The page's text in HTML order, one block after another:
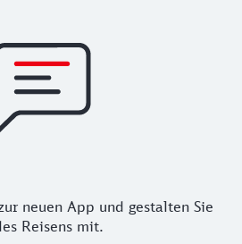
neuen App und gestalten Sie
Reisens mit.